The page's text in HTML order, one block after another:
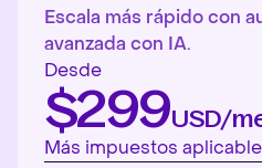
Escala más rápido con
avanzada con IA.
Desde
$299USD/
Más impuestos